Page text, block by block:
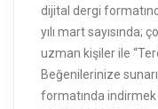
dijital dergi
yılı mart sayısında;
uzman kişiler ile
Beğenilerinize
formatında indirmek